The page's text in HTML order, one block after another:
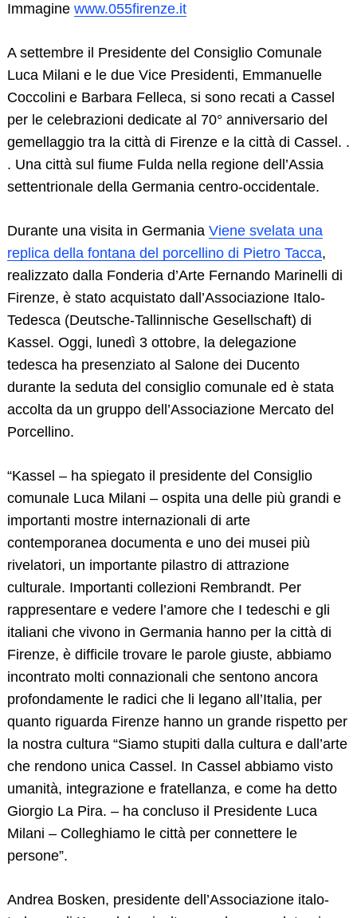
Immagine www.055firenze.it
A settembre il Presidente del Consiglio Comunale
Luca Milani e le due Vice Presidenti, Emmanuelle
Coccolini e Barbara Felleca, si sono recati a Cassel
per le celebrazioni dedicate al 70° anniversario del
gemellaggio tra la città di Firenze e la città di Cassel. .
. Una città sul fiume Fulda nella regione dell’Assia
settentrionale della Germania centro-occidentale.
Durante una visita in Germania Viene svelata una
replica della fontana del porcellino di Pietro Tacca,
realizzato dalla Fonderia d’Arte Fernando Marinelli di
Firenze, è stato acquistato dall’Associazione Italo-
Tedesca (Deutsche-Tallinnische Gesellschaft) di
Kassel. Oggi, lunedì 3 ottobre, la delegazione
tedesca ha presenziato al Salone dei Ducento
durante la seduta del consiglio comunale ed è stata
accolta da un gruppo dell’Associazione Mercato del
Porcellino.
“Kassel – ha spiegato il presidente del Consiglio
comunale Luca Milani – ospita una delle più grandi e
importanti mostre internazionali di arte
contemporanea documenta e uno dei musei più
rivelatori, un importante pilastro di attrazione
culturale. Importanti collezioni Rembrandt. Per
rappresentare e vedere l’amore che I tedeschi e gli
italiani che vivono in Germania hanno per la città di
Firenze, è difficile trovare le parole giuste, abbiamo
incontrato molti connazionali che sentono ancora
profondamente le radici che li legano all’Italia, per
quanto riguarda Firenze hanno un grande rispetto per
la nostra cultura “Siamo stupiti dalla cultura e dall’arte
che rendono unica Cassel. In Cassel abbiamo visto
umanità, integrazione e fratellanza, e come ha detto
Giorgio La Pira. – ha concluso il Presidente Luca
Milani – Colleghiamo le città per connettere le
persone”.
Andrea Bosken, presidente dell’Associazione italo-
for: